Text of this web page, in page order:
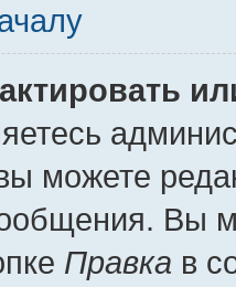
можете
Вы
Правка в